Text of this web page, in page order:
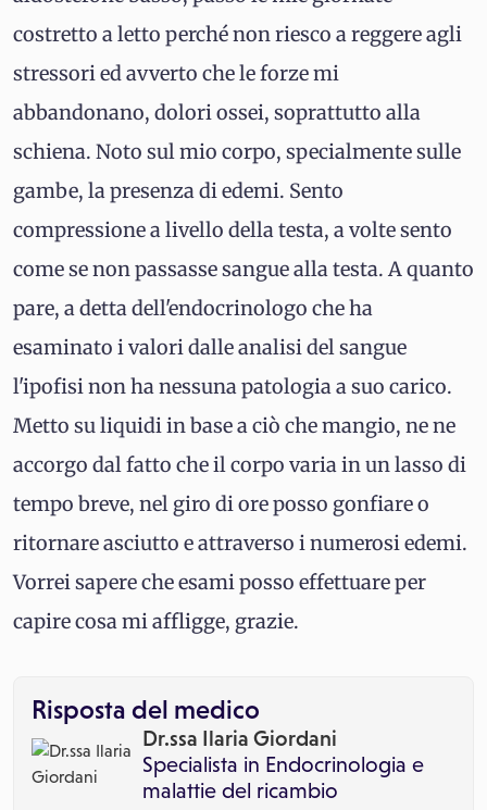
costretto a letto perché non riesco a reggere agli
stressori ed avverto che le forze mi
abbandonano, dolori ossei, soprattutto alla
schiena. Noto sul mio corpo, specialmente sulle
gambe, la presenza di edemi. Sento
compressione a livello della testa, a volte sento
come se non passasse sangue alla testa. A quanto
pare, a detta dell'endocrinologo che ha
esaminato i valori dalle analisi del sangue
l'ipofisi non ha nessuna patologia a suo carico.
Metto su liquidi in base a ciò che mangio, ne ne
accorgo dal fatto che il corpo varia in un lasso di
tempo breve, nel giro di ore posso gonfiare o
ritornare asciutto e attraverso i numerosi edemi.
Vorrei sapere che esami posso effettuare per
capire cosa mi affligge, grazie.
Risposta del medico
Dr.ssa Ilaria Giordani
Specialista in Endocrinologia e
malattie del ricambio